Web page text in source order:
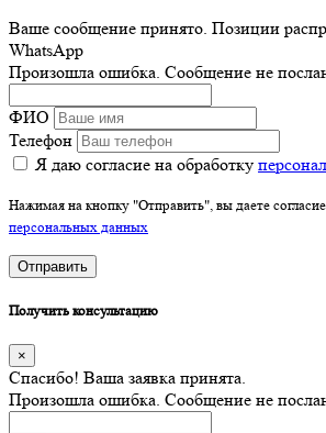
Ваше сообщение принято. Позиции
WhatsApp
Произошла ошибка. Сообщение не
ФИО
Телефон
Я даю согласие на обработку
Нажимая на кнопку "Отправить", вы даете
персональных данных
Отправить
Получить консультацию
×
Спасибо! Ваша заявка принята.
Произошла ошибка. Сообщение не